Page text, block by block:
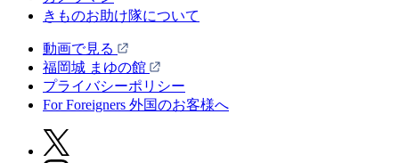
きものお助け隊について
動画で見る
福岡城 まゆの館
プライバシーポリシー
For Foreigners 外国のお客様へ